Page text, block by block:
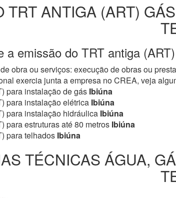
TRT ANTIGA (ART)
a emissão do TRT antiga
obra ou serviços: execução de obras ou
exercia junta a empresa no CREA, veja
para instalação de gás Ibiúna
para instalação elétrica Ibiúna
para instalação hidráulica Ibiúna
para estruturas até 80 metros Ibiúna
para telhados Ibiúna
TÉCNICAS ÁGUA,